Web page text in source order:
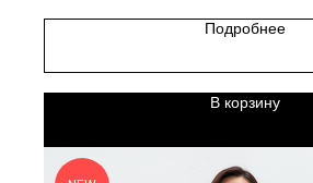
Подробнее
В корзину